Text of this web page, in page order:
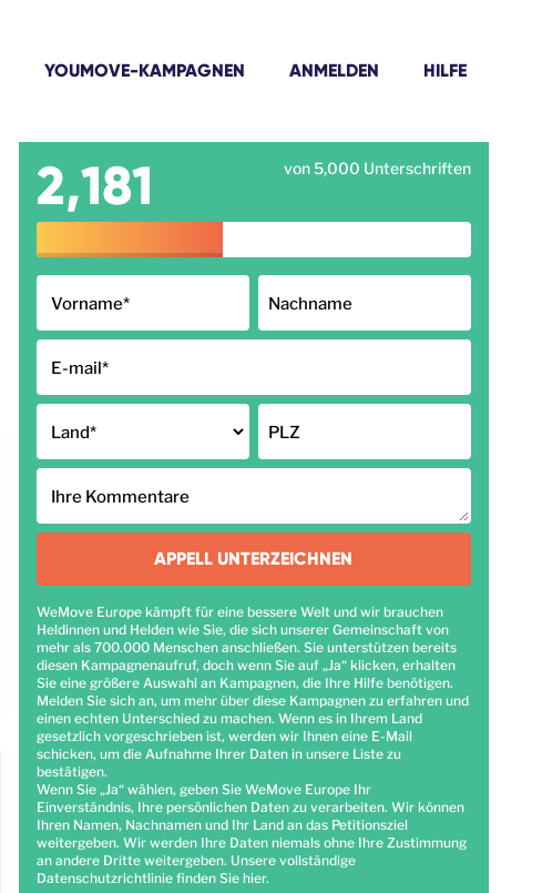
YOUMOVE-KAMPAGNEN ANMELDEN HILFE
2,181 von 5,000 Unterschriften
Vorname* Nachname
E-mail*
Land* PLZ
Ihre Kommentare
APPELL UNTERZEICHNEN
WeMove Europe kämpft für eine bessere Welt und wir brauchen
Heldinnen und Helden wie Sie, die sich unserer Gemeinschaft von
mehr als 700.000 Menschen anschließen. Sie unterstützen bereits
diesen Kampagnenaufruf, doch wenn Sie auf „Ja“ klicken, erhalten
Sie eine größere Auswahl an Kampagnen, die Ihre Hilfe benötigen.
Melden Sie sich an, um mehr über diese Kampagnen zu erfahren und
einen echten Unterschied zu machen. Wenn es in Ihrem Land
gesetzlich vorgeschrieben ist, werden wir Ihnen eine E-Mail
schicken, um die Aufnahme Ihrer Daten in unsere Liste zu
bestätigen.
Wenn Sie „Ja“ wählen, geben Sie WeMove Europe Ihr
Einverständnis, Ihre persönlichen Daten zu verarbeiten. Wir können
Ihren Namen, Nachnamen und Ihr Land an das Petitionsziel
weitergeben. Wir werden Ihre Daten niemals ohne Ihre Zustimmung
an andere Dritte weitergeben. Unsere vollständige
Datenschutzrichtlinie finden Sie hier.